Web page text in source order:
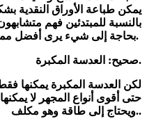
يمكن طباعة الأوراق النقدية
بالنسبة للمبتدئين فهم
بحاجة إلى شيء يرى أفضل مما تراه العين.
صحيح:العدسة المكبرة.
حتى أقوى أنواع المجهر لا
.ويحتاج إلى طاقة وهو مكلف.